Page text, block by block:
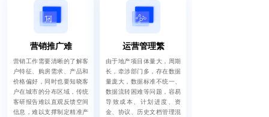
营销工作需要清晰的了解客
户特征、购房需求、产品和
价格偏好，同时也要知晓客
户在城市的分布区域，传统
客研报告难以直观反馈空间
信息，难以支撑制定精准产
营销推广难
由于地产项目体量大，周期
长，牵涉部门多，存在数据
量庞大，数据标准不统一、
数据流转困难等问题，容易
导致成本、计划进度、资
金、协议、历史文档管理混
运营管理繁